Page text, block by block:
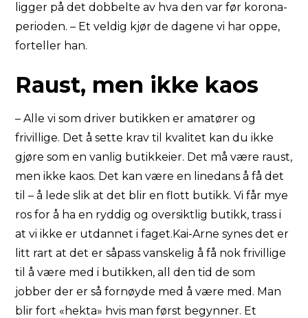
ligger på det dobbelte av hva den var før korona-
perioden. – Et veldig kjør de dagene vi har oppe,
forteller han.
Raust, men ikke kaos
– Alle vi som driver butikken er amatører og
frivillige. Det å sette krav til kvalitet kan du ikke
gjøre som en vanlig butikkeier. Det må være raust,
men ikke kaos. Det kan være en linedans å få det
til – å lede slik at det blir en flott butikk. Vi får mye
ros for å ha en ryddig og oversiktlig butikk, trass i
at vi ikke er utdannet i faget.Kai-Arne synes det er
litt rart at det er såpass vanskelig å få nok frivillige
til å være med i butikken, all den tid de som
jobber der er så fornøyde med å være med. Man
blir fort «hekta» hvis man først begynner. Et